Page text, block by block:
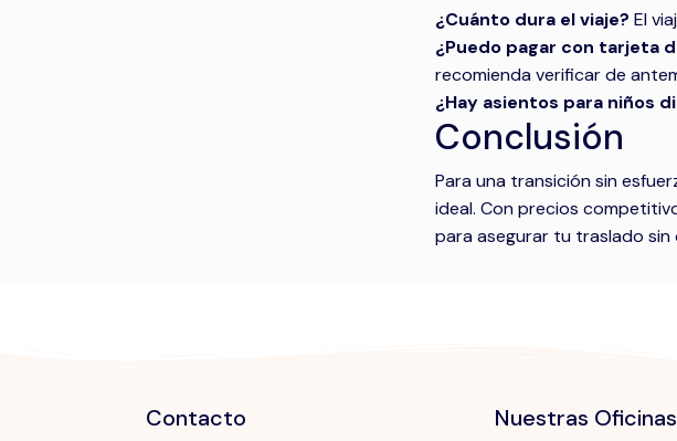
¿Cuánto dura el viaje? El
¿Puedo pagar con tarjeta
recomienda verificar de
¿Hay asientos para niños
Conclusión
Para una transición sin
ideal. Con precios
para asegurar tu traslado
Contacto Nuestras Oficinas